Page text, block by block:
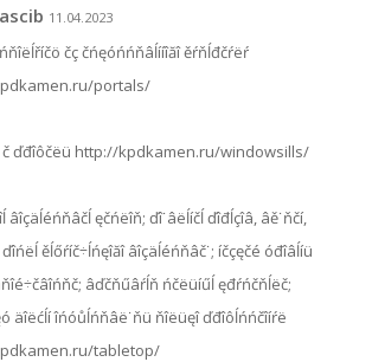
11.04.2023
čç čńęóńńňâĺííîăî ěŕňĺđčŕëŕ
portals/
č ďđîôčëü http://kpdkamen.ru/windowsills/
âîçäĺéńňâčĺ ęčńëîň; ďî˙âëĺíčĺ ďîđĺçîâ, âě˙ňčí,
ěĺőŕíč÷ĺńęîăî âîçäĺéńňâč˙; íčçęčé óđîâĺíü
âďčňűâŕĺň ńčëüíűĺ ęđŕńčňĺëč;
äîëćĺí îńóůĺńňâë˙ňü ňîëüęî ďđîôĺńńčîíŕë
tabletop/